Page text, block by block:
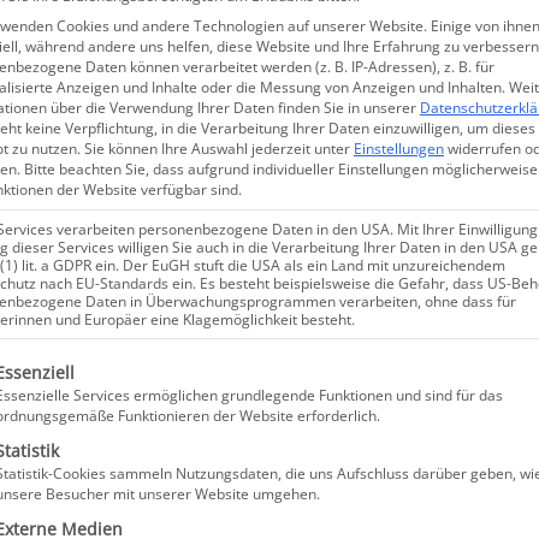
arbeiten die Hautärzte vor Ort immer
immer auch das ästhetische Ergebnis der Behandlung
stets für Sie da. Dr. med. Arna Shab, Dr. med.
durch und prüfen so, auf welche Stoffe das
die Vermeidung von allergieauslösenden Stoffen
einer Hyposensibilisierung profitieren.
Cookies und andere Technologien auf unserer Website. Einige von
während andere uns helfen, diese Website und Ihre Erfahrung zu
Daten können verarbeitet werden (z. B. IP-Adressen), z. B. für
Anzeigen und Inhalte oder die Messung von Anzeigen und Inhalten.
über die Verwendung Ihrer Daten finden Sie in unserer
keine Verpflichtung, in die Verarbeitung Ihrer Daten einzuwilligen, um dieses
zu nutzen.Sie können Ihre Auswahl jederzeit unter Einstellungenwiderrufen
Bitte beachten Sie, dass aufgrund individueller Einstellungen
der Website verfügbar sind.
verarbeiten personenbezogene Daten in den USA. Mit Ihrer
dieser Services willigen Sie auch in die Verarbeitung Ihrer Daten in den USA
lit. a GDPR ein. Der EuGH stuft die USA als ein Land mit unzureichendem
nach EU-Standards ein. Es besteht beispielsweise die Gefahr, dass US-
Daten in Überwachungsprogrammen verarbeiten, ohne dass für
und Europäer eine Klagemöglichkeit besteht.
eine Liste der Service-Gruppen, für die eine
Services ermöglichen grundlegende Funktionen und sind für das
Funktionieren der Website erforderlich.
Cookies sammeln Nutzungsdaten, die uns Aufschluss darüber geben,
Besucher mit unserer Website umgehen.
Medien